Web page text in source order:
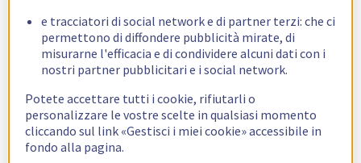
e tracciatori di social network e di partner terzi: che ci
permettono di diffondere pubblicità mirate, di
misurarne l'efficacia e di condividere alcuni dati con i
nostri partner pubblicitari e i social network.
Potete accettare tutti i cookie, rifiutarli o
personalizzare le vostre scelte in qualsiasi momento
cliccando sul link «Gestisci i miei cookie» accessibile in
fondo alla pagina.